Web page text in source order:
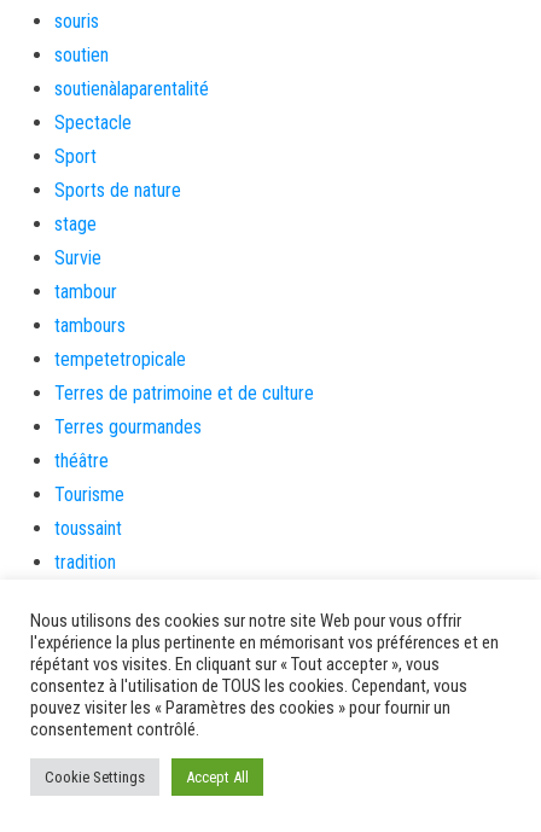
souris
soutien
soutienàlaparentalité
Spectacle
Sport
Sports de nature
stage
Survie
tambour
tambours
tempetetropicale
Terres de patrimoine et de culture
Terres gourmandes
théâtre
Tourisme
toussaint
tradition
Transport et routes
Travail
Travaux
Travaux THD
travaux utiles
TSUNAMI
Nous utilisons des cookies sur notre site Web pour vous offrir
l'expérience la plus pertinente en mémorisant vos préférences et en
répétant vos visites. En cliquant sur « Tout accepter », vous
consentez à l'utilisation de TOUS les cookies. Cependant, vous
pouvez visiter les « Paramètres des cookies » pour fournir un
consentement contrôlé.
Cookie Settings Accept All